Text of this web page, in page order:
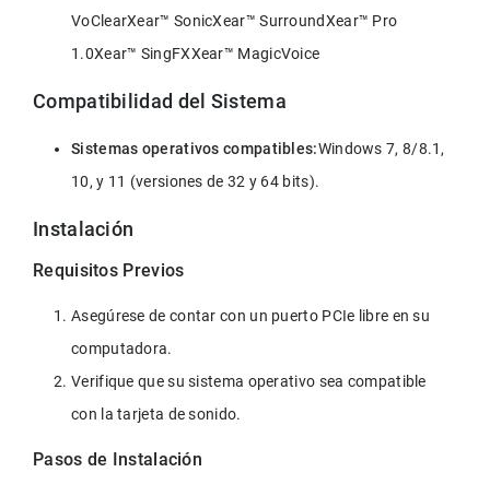
VoClearXear™ SonicXear™ SurroundXear™ Pro
1.0Xear™ SingFXXear™ MagicVoice
Compatibilidad del Sistema
Sistemas operativos compatibles:Windows 7, 8/8.1,
10, y 11 (versiones de 32 y 64 bits).
Instalación
Requisitos Previos
Asegúrese de contar con un puerto PCIe libre en su
computadora.
Verifique que su sistema operativo sea compatible
con la tarjeta de sonido.
Pasos de Instalación